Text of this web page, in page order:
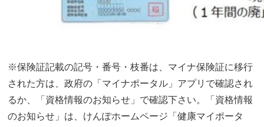
※保険証記載の記号・番号・枝番は、マイナ保険証に移行
された方は、政府の「マイナポータル」アプリで確認され
るか、「資格情報のお知らせ」で確認下さい。「資格情報
のお知らせ」は、けんぽホームページ「健康マイポータ